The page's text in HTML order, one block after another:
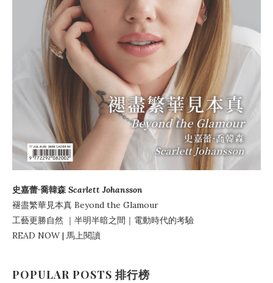
史嘉蕾·喬韓森 Scarlett Johansson
褪盡繁華見本真 Beyond the Glamour
工藝更勝自然 ｜ 半明半暗之間 ｜電動時代的考驗
READ NOW | 馬上閱讀
POPULAR POSTS 排行榜